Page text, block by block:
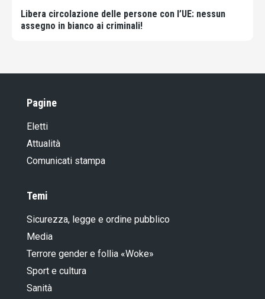
Libera circolazione delle persone con l’UE: nessun
assegno in bianco ai criminali!
Pagine
Eletti
Attualità
Comunicati stampa
Temi
Sicurezza, legge e ordine pubblico
Media
Terrore gender e follia «Woke»
Sport e cultura
Sanità